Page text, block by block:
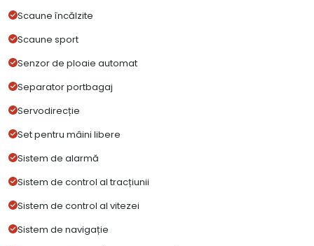
Scaune încălzite
Scaune sport
Senzor de ploaie automat
Separator portbagaj
Servodirecție
Set pentru mâini libere
Sistem de alarmă
Sistem de control al tracțiunii
Sistem de control al vitezei
Sistem de navigație